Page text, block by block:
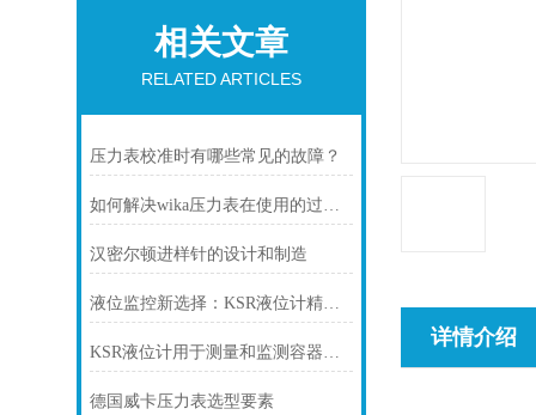
相关文章
RELATED ARTICLES
压力表校准时有哪些常见的故障？
如何解决wika压力表在使用的过程中出现断裂的情况？
汉密尔顿进样针的设计和制造
液位监控新选择：KSR液位计精准可靠吗？
KSR液位计用于测量和监测容器内液体的高度或液位
德国威卡压力表选型要素
详情介绍